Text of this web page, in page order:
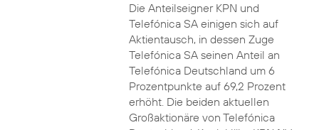
Die Anteilseigner KPN und
Telefónica SA einigen sich auf
Aktientausch, in dessen Zuge
Telefónica SA seinen Anteil an
Telefónica Deutschland um 6
Prozentpunkte auf 69,2 Prozent
erhöht. Die beiden aktuellen
Großaktionäre von Telefónica